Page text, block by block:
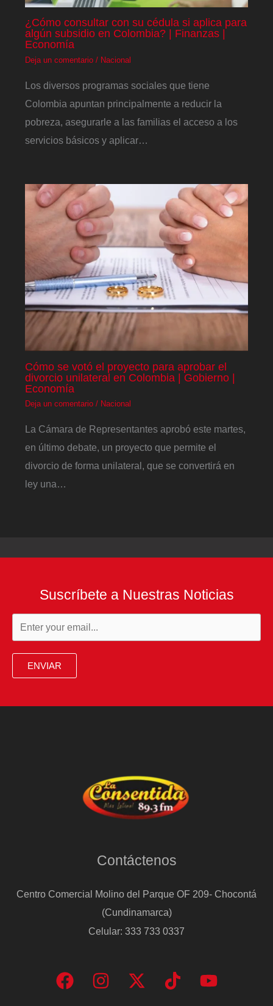
¿Cómo consultar con su cédula si aplica para
algún subsidio en Colombia? | Finanzas |
Economía
Deja un comentario / Nacional
Los diversos programas sociales que tiene
Colombia apuntan principalmente a reducir la
pobreza, asegurarle a las familias el acceso a los
servicios básicos y aplicar…
Cómo se votó el proyecto para aprobar el
divorcio unilateral en Colombia | Gobierno |
Economía
Deja un comentario / Nacional
La Cámara de Representantes aprobó este martes,
en último debate, un proyecto que permite el
divorcio de forma unilateral, que se convertirá en
ley una…
Suscríbete a Nuestras Noticias
ENVIAR
Contáctenos
Centro Comercial Molino del Parque OF 209- Chocontá
(Cundinamarca)
Celular: 333 733 0337